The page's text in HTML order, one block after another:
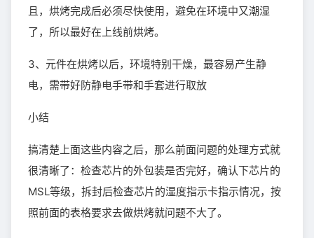
且，烘烤完成后必须尽快使用，避免在环境中又潮湿
了，所以最好在上线前烘烤。
3、元件在烘烤以后，环境特别干燥，最容易产生静
电，需带好防静电手带和手套进行取放
小结
搞清楚上面这些内容之后，那么前面问题的处理方式就
很清晰了：检查芯片的外包装是否完好，确认下芯片的
MSL等级，拆封后检查芯片的湿度指示卡指示情况，按
照前面的表格要求去做烘烤就问题不大了。